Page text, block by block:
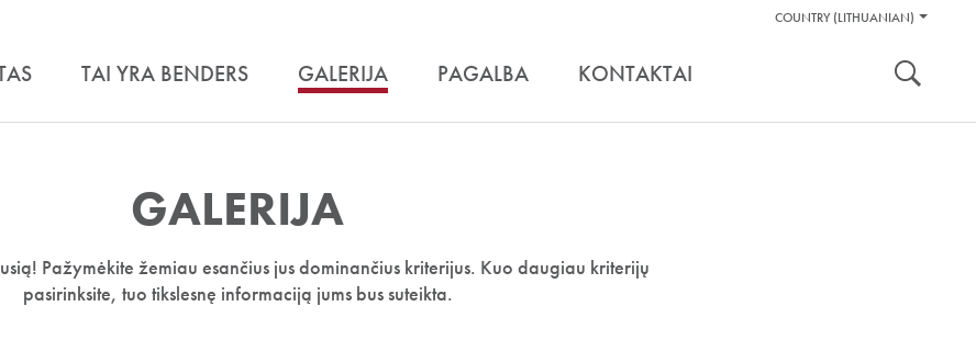
Pagalbos
COUNTRY (LITHUANIAN)
TAI YRA BENDERS GALERIJA PAGALBA KONTAKTAI
GALERIJA
Pažymėkite žemiau esančius jus dominančius kriterijus. Kuo daugiau kriterijų
pasirinksite, tuo tikslesnę informaciją jums bus suteikta.